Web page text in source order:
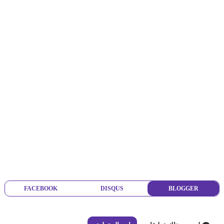
BLOGGER
DISQUS
FACEBOOK